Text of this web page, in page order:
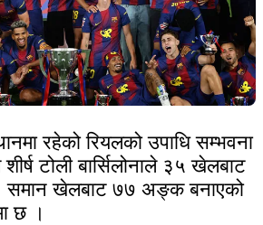
रहेको रियलको उपाधि सम्भवना
टोली बार्सिलोनाले ३५ खेलबाट
खेलबाट ७७ अङ्क बनाएको
छ ।